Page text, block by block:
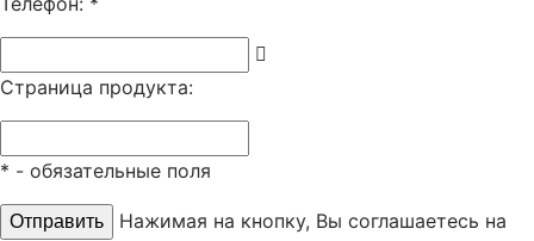
Страница продукта:
* - обязательные поля
Нажимая на кнопку, Вы соглашаетесь на